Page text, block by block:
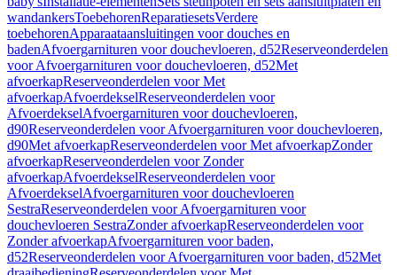
wandankersToebehorenReparatiesetsVerdere
toebehorenApparaataansluitingen voor douches en
badenAfvoergarnituren voor douchevloeren, d52Reserveonderdelen
voor Afvoergarnituren voor douchevloeren, d52Met
afvoerkapReserveonderdelen voor Met
afvoerkapAfvoerdekselReserveonderdelen voor
AfvoerdekselAfvoergarnituren voor douchevloeren,
d90Reserveonderdelen voor Afvoergarnituren voor douchevloeren,
d90Met afvoerkapReserveonderdelen voor Met afvoerkapZonder
afvoerkapReserveonderdelen voor Zonder
afvoerkapAfvoerdekselReserveonderdelen voor
AfvoerdekselAfvoergarnituren voor douchevloeren
SestraReserveonderdelen voor Afvoergarnituren voor
douchevloeren SestraZonder afvoerkapReserveonderdelen voor
Zonder afvoerkapAfvoergarnituren voor baden,
d52Reserveonderdelen voor Afvoergarnituren voor baden, d52Met